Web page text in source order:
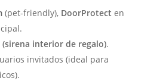
(pet-friendly), DoorProtect en
(sirena interior de regalo).
invitados (ideal para